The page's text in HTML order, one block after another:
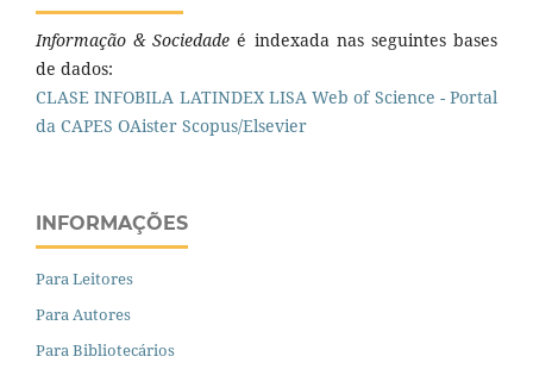
Informação & Sociedadeé indexada nas seguintes bases
de dados:
CLASE INFOBILA LATINDEX LISA Web of Science - Portal
da CAPES OAister Scopus/Elsevier
INFORMAÇÕES
Para Leitores
Para Autores
Para Bibliotecários